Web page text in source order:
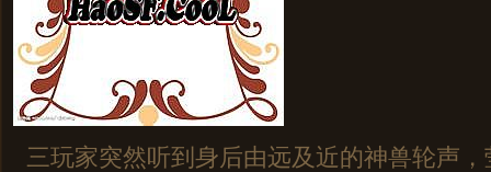
三玩家突然听到身后由远及近的神兽轮声